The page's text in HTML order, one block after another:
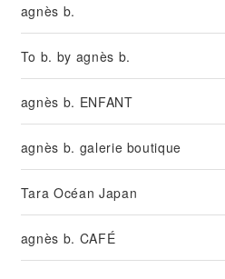
agnès b.
To b. by agnès b.
agnès b. ENFANT
agnès b. galerie boutique
Tara Océan Japan
agnès b. CAFÉ